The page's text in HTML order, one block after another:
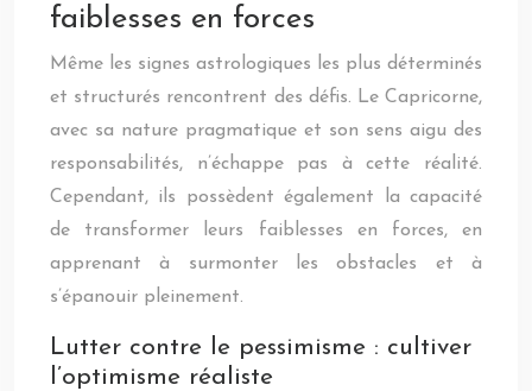
faiblesses en forces
Même les signes astrologiques les plus déterminés
et structurés rencontrent des défis. Le Capricorne,
avec sa nature pragmatique et son sens aigu des
responsabilités, n’échappe pas à cette réalité.
Cependant, ils possèdent également la capacité
de transformer leurs faiblesses en forces, en
apprenant à surmonter les obstacles et à
s’épanouir pleinement.
Lutter contre le pessimisme : cultiver
l’optimisme réaliste